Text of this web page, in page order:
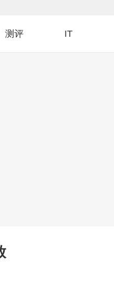
测评 IT